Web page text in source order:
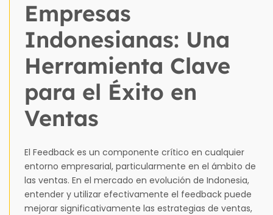
Empresas
Indonesianas: Una
Herramienta Clave
para el Éxito en
Ventas
El Feedback es un componente crítico en cualquier
entorno empresarial, particularmente en el ámbito de
las ventas. En el mercado en evolución de Indonesia,
entender y utilizar efectivamente el feedback puede
mejorar significativamente las estrategias de ventas,